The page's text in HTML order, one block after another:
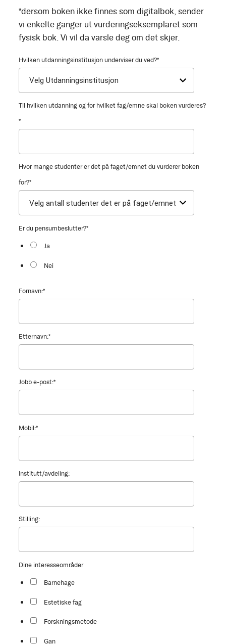
*dersom boken ikke finnes som digitalbok, sender
vi enkelte ganger ut vurderingseksemplaret som
fysisk bok. Vi vil da varsle deg om det skjer.
Hvilken utdanningsinstitusjon underviser du ved?*
Til hvilken utdanning og for hvilket fag/emne skal boken vurderes?
*
Hvor mange studenter er det på faget/emnet du vurderer boken
for?*
Er du pensumbeslutter?*
Ja
Nei
Fornavn:*
Etternavn:*
Jobb e-post:*
Mobil:*
Institutt/avdeling:
Stilling:
Dine interesseområder
Barnehage
Estetiske fag
Forskningsmetode
Gan